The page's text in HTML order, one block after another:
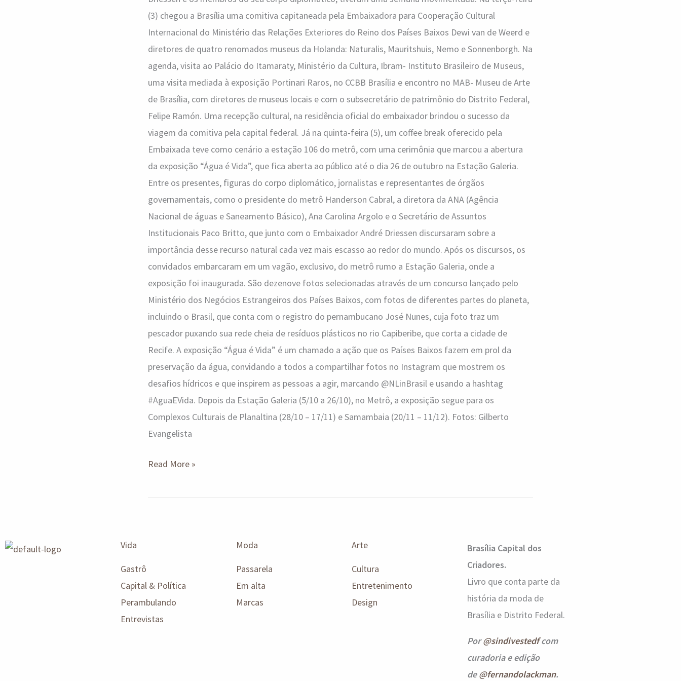
(3) chegou a Brasília uma comitiva capitaneada pela Embaixadora para Cooperação Cultural
Internacional do Ministério das Relações Exteriores do Reino dos Países Baixos Dewi van de Weerd e
diretores de quatro renomados museus da Holanda: Naturalis, Mauritshuis, Nemo e Sonnenborgh. Na
agenda, visita ao Palácio do Itamaraty, Ministério da Cultura, Ibram- Instituto Brasileiro de Museus,
uma visita mediada à exposição Portinari Raros, no CCBB Brasília e encontro no MAB- Museu de Arte
de Brasília, com diretores de museus locais e com o subsecretário de patrimônio do Distrito Federal,
Felipe Ramón. Uma recepção cultural, na residência oficial do embaixador brindou o sucesso da
viagem da comitiva pela capital federal. Já na quinta-feira (5), um coffee break oferecido pela
Embaixada teve como cenário a estação 106 do metrô, com uma cerimônia que marcou a abertura
da exposição “Água é Vida”, que fica aberta ao público até o dia 26 de outubro na Estação Galeria.
Entre os presentes, figuras do corpo diplomático, jornalistas e representantes de órgãos
governamentais, como o presidente do metrô Handerson Cabral, a diretora da ANA (Agência
Nacional de águas e Saneamento Básico), Ana Carolina Argolo e o Secretário de Assuntos
Institucionais Paco Britto, que junto com o Embaixador André Driessen discursaram sobre a
importância desse recurso natural cada vez mais escasso ao redor do mundo. Após os discursos, os
convidados embarcaram em um vagão, exclusivo, do metrô rumo a Estação Galeria, onde a
exposição foi inaugurada. São dezenove fotos selecionadas através de um concurso lançado pelo
Ministério dos Negócios Estrangeiros dos Países Baixos, com fotos de diferentes partes do planeta,
incluindo o Brasil, que conta com o registro do pernambucano José Nunes, cuja foto traz um
pescador puxando sua rede cheia de resíduos plásticos no rio Capiberibe, que corta a cidade de
Recife. A exposição “Água é Vida” é um chamado a ação que os Países Baixos fazem em prol da
preservação da água, convidando a todos a compartilhar fotos no Instagram que mostrem os
desafios hídricos e que inspirem as pessoas a agir, marcando @NLinBrasil e usando a hashtag
#AguaEVida. Depois da Estação Galeria (5/10 a 26/10), no Metrô, a exposição segue para os
Complexos Culturais de Planaltina (28/10 – 17/11) e Samambaia (20/11 – 11/12). Fotos: Gilberto
Evangelista
brasilienses
Read More »
Vida
Gastrô
Capital & Política
Perambulando
Entrevistas
Moda
Passarela
Em alta
Marcas
Arte
Cultura
Entretenimento
Design
Brasília Capital dos
Criadores.
Livro que conta parte da
história da moda de
Brasília e Distrito Federal.
Por@sindivestedfcom
curadoria e edição
de@fernandolackman.